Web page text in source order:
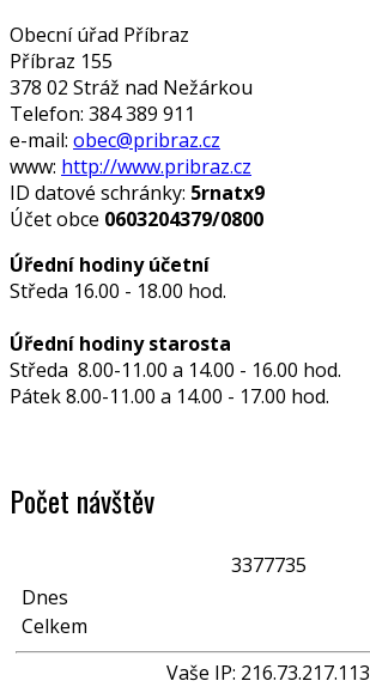
Obecní úřad Příbraz
Příbraz 155
378 02 Stráž nad Nežárkou
Telefon: 384 389 911
e-mail: obec@pribraz.cz
www: http://www.pribraz.cz
ID datové schránky: 5rnatx9
Účet obce 0603204379/0800
Úřední hodiny účetní
Středa 16.00 - 18.00 hod.
Úřední hodiny starosta
Středa 8.00-11.00 a 14.00 - 16.00 hod.
Pátek 8.00-11.00 a 14.00 - 17.00 hod.
Počet návštěv
3377735
Dnes
Celkem
Vaše IP: 216.73.217.113